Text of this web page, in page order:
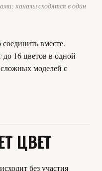
каналы сходятся в один
вместе.
16 цветов в одной
сложных моделей с
ЦВЕТ
без участия